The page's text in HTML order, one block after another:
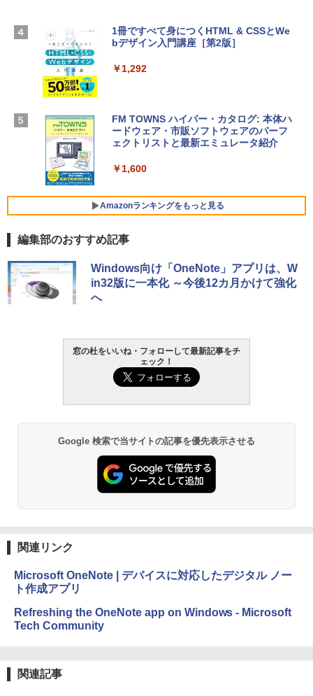
D - ミッドナイト
SSD インテル Core 5
￥129,800
ersonal/Copilotキー搭載/Win 11/15.6型/
Core i5/16GB/SSD 512GB/ホワイト) FM
VWK3E15W_AZ
￥139,880
Robloxギフトカード - 2,000 Robux 【限
定バーチャルアイテムを含む】 【オンラ
ラインコード版
Windows版 | Minecraft (マインクラフ
ト): Java & Bedrock Edition | オンライ
1冊ですべて身につくHTML & CSSとWe
bデザイン入門講座［第2版］
￥1,292
FM TOWNS ハイパー・カタログ: 本体ハ
ードウェア・市販ソフトウェアのパーフ
ェクトリストと最新エミュレータ紹介
￥1,600
Amazonランキングをもっと見る
Amazon Kindle Paperwhite (16GB) 7イ
ンチディスプレイ、色調調節ライト、12
週間持続バッテリー、広告なし、ブラッ
Amazon Kindle - 目に優しい、かさばら
ない、大きな画面で読みやすい、6週間持
続バッテリー、6インチディスプレイ電子
￥16,980
Kindle Paperwhite シグニチャーエディ
ション (32GB) 7インチディスプレイ、明
イ、色調調節ライト、最大8週間持続バッ
編集部のおすすめ記事
Windows向け「OneNote」アプリは、W
in32版に一本化 ～今後12カ月かけて強化
へ
窓の杜をいいね・フォローして最新記事をチ
ェック！
Google 検索で当サイトの記事を優先表示させる
関連リンク
Microsoft OneNote | デバイスに対応したデジタル ノー
ト作成アプリ
Refreshing the OneNote app on Windows - Microsoft
Tech Community
関連記事